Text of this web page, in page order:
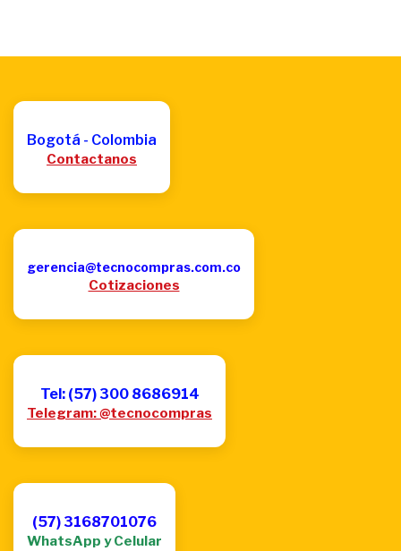
Bogotá - Colombia
Contactanos
gerencia@tecnocompras.com.co
Cotizaciones
Tel: (57) 300 8686914
Telegram: @tecnocompras
(57) 3168701076
WhatsApp y Celular